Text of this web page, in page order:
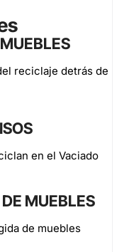
reciclaje detrás de
en el Vaciado
MUEBLES
de muebles